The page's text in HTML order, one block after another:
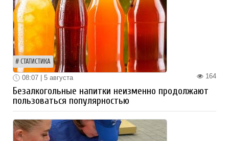
СТАТИСТИКА
164
08:07 | 5 августа
Безалкогольные напитки неизменно продолжают
пользоваться популярностью